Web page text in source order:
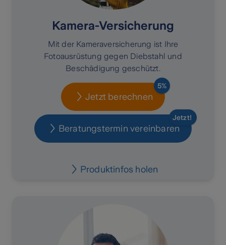
Kamera-Versicherung
Mit der Kameraversicherung ist Ihre
Fotoausrüstung gegen Diebstahl und
Beschädigung geschützt.
Jetzt berechnen
5%
Beratungstermin vereinbaren
Jetzt!
Produktinfos holen